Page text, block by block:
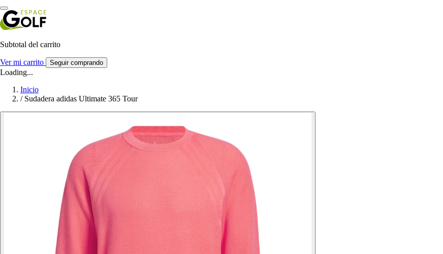
Subtotal del carrito
Ver mi carrito Seguir comprando
Loading...
Inicio
/ Sudadera adidas Ultimate 365 Tour